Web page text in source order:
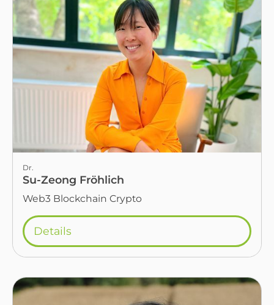
Dr.
Su-Zeong Fröhlich
Web3 Blockchain Crypto
Details